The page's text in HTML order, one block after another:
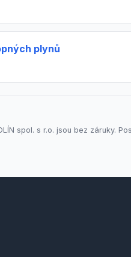
plynů
spol. s r.o. jsou bez záruky.